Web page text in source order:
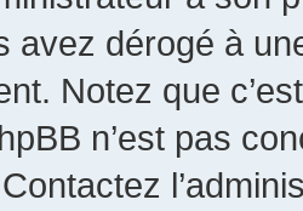
avez dérogé à
Notez que
n’est pas